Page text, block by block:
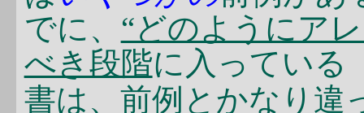
でに、 “どのようにア
べき段階に入っている
書は、前例とかなり違